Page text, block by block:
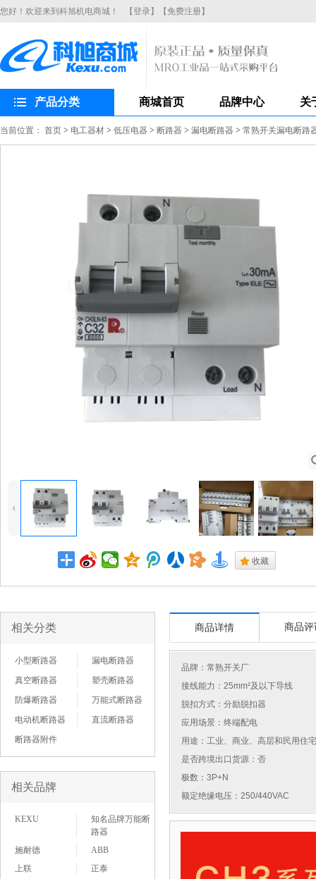
您好！欢迎来到科旭机电商城！ 【登录】 【免费注册】
产品分类 商城首页 品牌中心 关
当前位置： 首页 > 电工器材 > 低压电器 > 断路器 > 漏电断路器 > 常熟开关漏电断路
4
. 收藏
相关分类
小型断路器
漏电断路器
真空断路器
塑壳断路器
防爆断路器
万能式断路器
电动机断路器
直流断路器
断路器附件
相关品牌
KEXU
知名品牌万能断
路器
施耐德
ABB
上联
正泰
商品详情 商品评
品牌： 常熟开关厂
接线能力：25mm²及以下导线
脱扣方式：分励脱扣器
应用场景：终端配电
用途：工业、商业、高层和民用住
是否跨境出口货源：否
极数：3P+N
额定绝缘电压：250/440VAC